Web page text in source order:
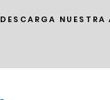
DESCARGA NUESTRA